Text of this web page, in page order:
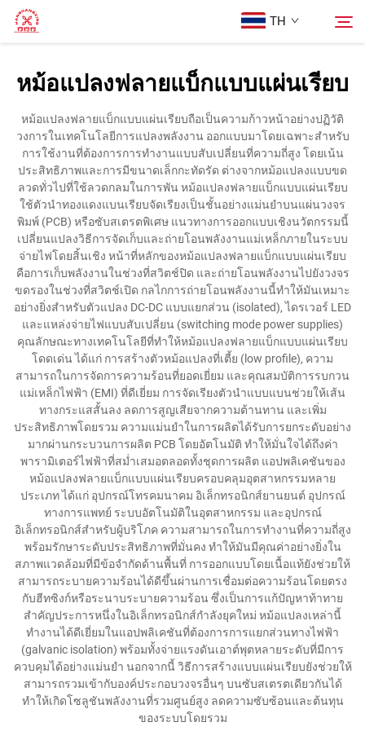
TH
สินค้า
เกี่ยวกับเรา
กรณีศึกษา
ติดต่อเรา
ค้นหา
หม้อแปลงฟลายแบ็กแบบแผ่นเรียบ
หม้อแปลงฟลายแบ็กแบบแผ่นเรียบถือเป็นความก้าวหน้าอย่างปฏิวัติ
วงการในเทคโนโลยีการแปลงพลังงาน ออกแบบมาโดยเฉพาะสำหรับ
การใช้งานที่ต้องการการทำงานแบบสับเปลี่ยนที่ความถี่สูง โดยเน้น
ประสิทธิภาพและการมีขนาดเล็กกะทัดรัด ต่างจากหม้อแปลงแบบขด
ลวดทั่วไปที่ใช้ลวดกลมในการพัน หม้อแปลงฟลายแบ็กแบบแผ่นเรียบ
ใช้ตัวนำทองแดงแบนเรียบจัดเรียงเป็นชั้นอย่างแม่นยำบนแผ่นวงจร
พิมพ์ (PCB) หรือซับสเตรตพิเศษ แนวทางการออกแบบเชิงนวัตกรรมนี้
เปลี่ยนแปลงวิธีการจัดเก็บและถ่ายโอนพลังงานแม่เหล็กภายในระบบ
จ่ายไฟโดยสิ้นเชิง หน้าที่หลักของหม้อแปลงฟลายแบ็กแบบแผ่นเรียบ
คือการเก็บพลังงานในช่วงที่สวิตช์ปิด และถ่ายโอนพลังงานไปยังวงจร
ขดรองในช่วงที่สวิตช์เปิด กลไกการถ่ายโอนพลังงานนี้ทำให้มันเหมาะ
อย่างยิ่งสำหรับตัวแปลง DC-DC แบบแยกส่วน (isolated), ไดรเวอร์ LED
และแหล่งจ่ายไฟแบบสับเปลี่ยน (switching mode power supplies)
คุณลักษณะทางเทคโนโลยีที่ทำให้หม้อแปลงฟลายแบ็กแบบแผ่นเรียบ
โดดเด่น ได้แก่ การสร้างตัวหม้อแปลงที่เตี้ย (low profile), ความ
สามารถในการจัดการความร้อนที่ยอดเยี่ยม และคุณสมบัติการรบกวน
แม่เหล็กไฟฟ้า (EMI) ที่ดีเยี่ยม การจัดเรียงตัวนำแบบแบนช่วยให้เส้น
ทางกระแสสั้นลง ลดการสูญเสียจากความต้านทาน และเพิ่ม
ประสิทธิภาพโดยรวม ความแม่นยำในการผลิตได้รับการยกระดับอย่าง
มากผ่านกระบวนการผลิต PCB โดยอัตโนมัติ ทำให้มั่นใจได้ถึงค่า
พารามิเตอร์ไฟฟ้าที่สม่ำเสมอตลอดทั้งชุดการผลิต แอปพลิเคชันของ
หม้อแปลงฟลายแบ็กแบบแผ่นเรียบครอบคลุมอุตสาหกรรมหลาย
ประเภท ได้แก่ อุปกรณ์โทรคมนาคม อิเล็กทรอนิกส์ยานยนต์ อุปกรณ์
ทางการแพทย์ ระบบอัตโนมัติในอุตสาหกรรม และอุปกรณ์
อิเล็กทรอนิกส์สำหรับผู้บริโภค ความสามารถในการทำงานที่ความถี่สูง
พร้อมรักษาระดับประสิทธิภาพที่มั่นคง ทำให้มันมีคุณค่าอย่างยิ่งใน
สภาพแวดล้อมที่มีข้อจำกัดด้านพื้นที่ การออกแบบโดยเนื้อแท้ยังช่วยให้
สามารถระบายความร้อนได้ดีขึ้นผ่านการเชื่อมต่อความร้อนโดยตรง
กับฮีทซิงก์หรือระนาบระบายความร้อน ซึ่งเป็นการแก้ปัญหาท้าทาย
สำคัญประการหนึ่งในอิเล็กทรอนิกส์กำลังยุคใหม่ หม้อแปลงเหล่านี้
ทำงานได้ดีเยี่ยมในแอปพลิเคชันที่ต้องการการแยกส่วนทางไฟฟ้า
(galvanic isolation) พร้อมทั้งจ่ายแรงดันเอาต์พุตหลายระดับที่มีการ
ควบคุมได้อย่างแม่นยำ นอกจากนี้ วิธีการสร้างแบบแผ่นเรียบยังช่วยให้
สามารถรวมเข้ากับองค์ประกอบวงจรอื่นๆ บนซับสเตรตเดียวกันได้
ทำให้เกิดโซลูชันพลังงานที่รวมศูนย์สูง ลดความซับซ้อนและต้นทุน
ของระบบโดยรวม